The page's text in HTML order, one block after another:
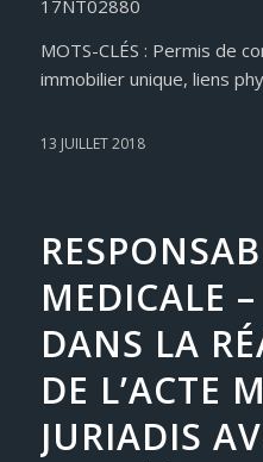
17NT02880
MOTS-CLÉS : Permis de
immobilier unique, liens
13 JUILLET 2018
MEDICALE
DANS LA
DE L’ACTE
JURIADIS